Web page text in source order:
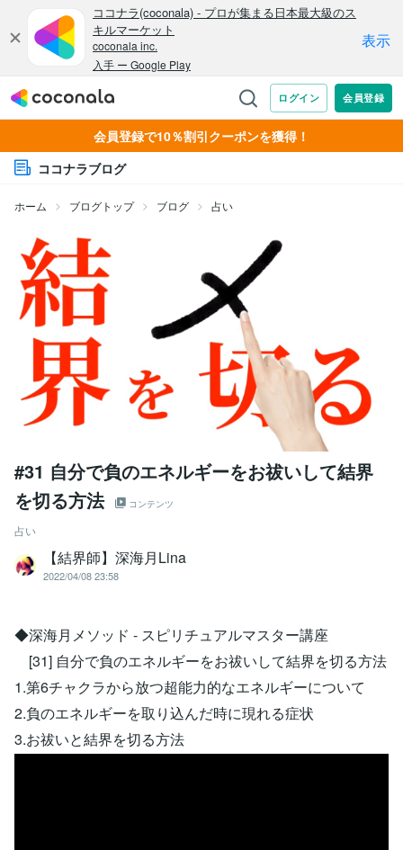
会員登録で10％割引クーポンを獲得！
ココナラブログ
ホーム ブログトップ ブログ 占い
#31 自分で負のエネルギーをお祓いして結界
を切る方法
コンテンツ
占い
【結界師】深海月Lina
2022/04/08 23:58
◆深海月メソッド - スピリチュアルマスター講座
[31] 自分で負のエネルギーをお祓いして結界を切る方法
1.第6チャクラから放つ超能力的なエネルギーについて
2.負のエネルギーを取り込んだ時に現れる症状
3.お祓いと結界を切る方法